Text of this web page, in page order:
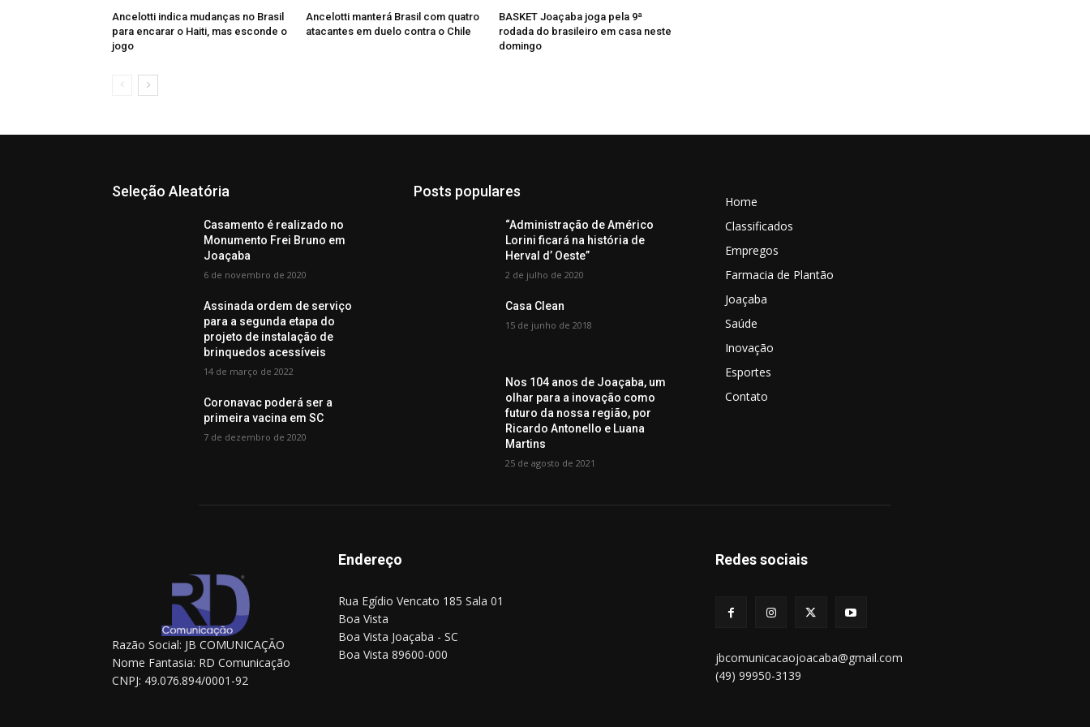
Ancelotti indica mudanças no Brasil
para encarar o Haiti, mas esconde o
jogo
Ancelotti manterá Brasil com quatro
atacantes em duelo contra o Chile
BASKET Joaçaba joga pela 9ª
rodada do brasileiro em casa neste
domingo
Seleção Aleatória
Casamento é realizado no
Monumento Frei Bruno em
Joaçaba
6 de novembro de 2020
Assinada ordem de serviço
para a segunda etapa do
projeto de instalação de
brinquedos acessíveis
14 de março de 2022
Coronavac poderá ser a
primeira vacina em SC
7 de dezembro de 2020
Posts populares
“Administração de Américo
Lorini ficará na história de
Herval d’ Oeste”
2 de julho de 2020
Casa Clean
15 de junho de 2018
Nos 104 anos de Joaçaba, um
olhar para a inovação como
futuro da nossa região, por
Ricardo Antonello e Luana
Martins
25 de agosto de 2021
Home
Classificados
Empregos
Farmacia de Plantão
Joaçaba
Saúde
Inovação
Esportes
Contato
Razão Social: JB COMUNICAÇÃO
Nome Fantasia: RD Comunicação
CNPJ: 49.076.894/0001-92
Endereço
Rua Egídio Vencato 185 Sala 01
Boa Vista
Boa Vista Joaçaba - SC
Boa Vista 89600-000
Redes sociais
jbcomunicacaojoacaba@gmail.com
(49) 99950-3139